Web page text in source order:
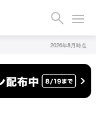
2026年8月時点